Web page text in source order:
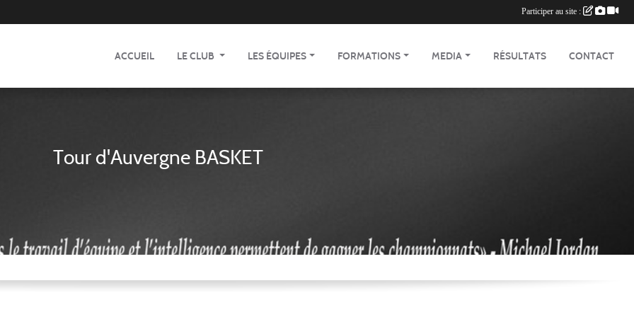
ACCUEIL LE CLUB LES ÉQUIPES FORMATIONS MEDIA RÉSULTATS CONTACT
Tour d'Auvergne BASKET
Participer au site :